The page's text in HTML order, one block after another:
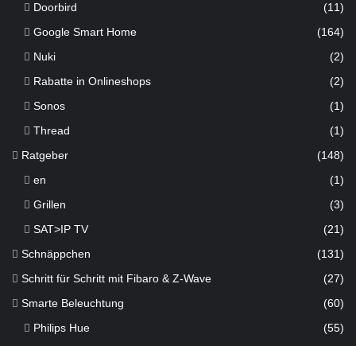
Doorbird
(11)
Google Smart Home
(164)
Nuki
(2)
Rabatte in Onlineshops
(2)
Sonos
(1)
Thread
(1)
Ratgeber (148)
en
(1)
Grillen
(3)
SAT>IP TV
(21)
Schnäppchen (131)
Schritt für Schritt mit Fibaro & Z-Wave (27)
Smarte Beleuchtung (60)
Philips Hue (55)